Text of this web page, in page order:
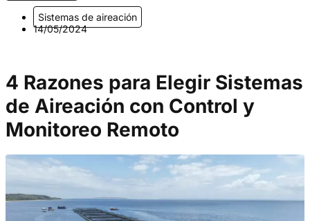
Sistemas de aireación
14/05/2024
4 Razones para Elegir Sistemas
de Aireación con Control y
Monitoreo Remoto